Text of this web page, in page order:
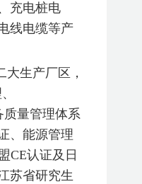
充电桩电
线电缆等产
生产厂区，
质量管理体系
、能源管理
CE认证及日
苏省研究生